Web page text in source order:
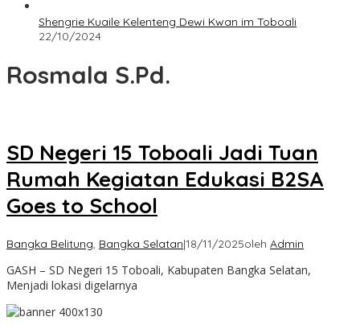
Shengrie Kuaile Kelenteng Dewi Kwan im Toboali
22/10/2024
Rosmala S.Pd.
SD Negeri 15 Toboali Jadi Tuan
Rumah Kegiatan Edukasi B2SA
Goes to School
Bangka Belitung, Bangka Selatan|18/11/2025oleh Admin
GASH – SD Negeri 15 Toboali, Kabupaten Bangka Selatan,
Menjadi lokasi digelarnya